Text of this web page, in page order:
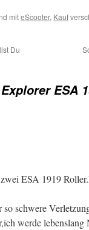
miteScooter, Kauf
Du
ESA
ESA 1919
schwere
werde lebenslang